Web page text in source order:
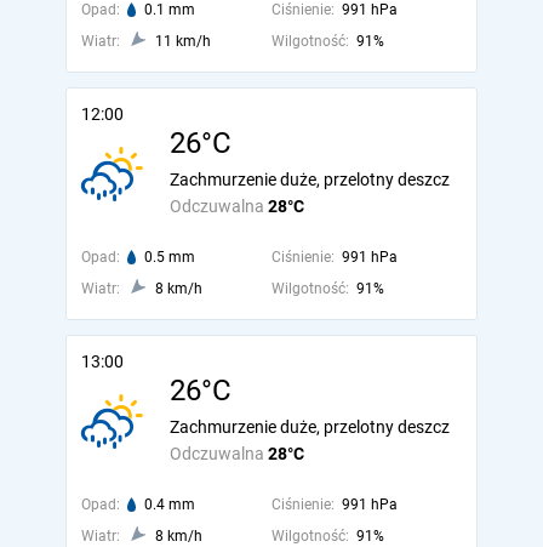
Opad: 0.1 mm Ciśnienie: 991 hPa
Wiatr:
11 km/h Wilgotność: 91%
12:00
26°C
Odczuwalna 28°C
Zachmurzenie duże, przelotny deszcz
Opad: 0.5 mm Ciśnienie: 991 hPa
Wiatr:
8 km/h Wilgotność: 91%
13:00
26°C
Odczuwalna 28°C
Zachmurzenie duże, przelotny deszcz
Opad: 0.4 mm Ciśnienie: 991 hPa
Wiatr:
8 km/h Wilgotność: 91%